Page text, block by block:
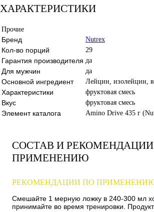
ХАРАКТЕРИСТИКИ
Прочие
Бренд Nutrex
Кол-во порций 29
Гарантия производителя да
Для мужчин да
Основной ингредиент Лейцин, изолейцин,
Характеристики фруктовая смесь
Вкус фруктовая смесь
Элемент каталога Amino Drive 435 г
СОСТАВ И
ПРИМЕНЕНИЮ
РЕКОМЕНДАЦИИ ПО
Смешайте 1 мерную ложку в 240-300 мл
принимайте во время тренировки.